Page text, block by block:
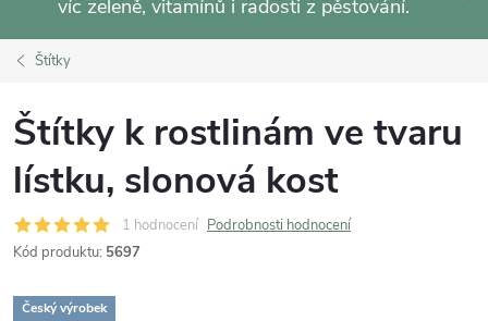
víc zeleně, vitamínů i radosti z pěstování.
Štítky
Štítky k rostlinám ve tvaru
lístku, slonová kost
1 hodnocení Podrobnosti hodnocení
Kód produktu: 5697
Český výrobek